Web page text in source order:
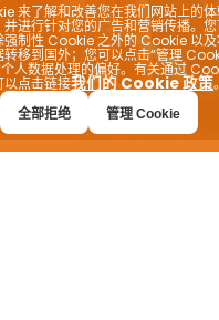
来了解和改善您在我们网站上的
进行针对您的广告和营销传播。
强制性 Cookie 之外的 Cookie 以
转移到国外；您可以点击“管理
人数据处理的偏好。有关通过
以点击链接我们的 Cookie 政策。
全部拒绝 管理 Cookie